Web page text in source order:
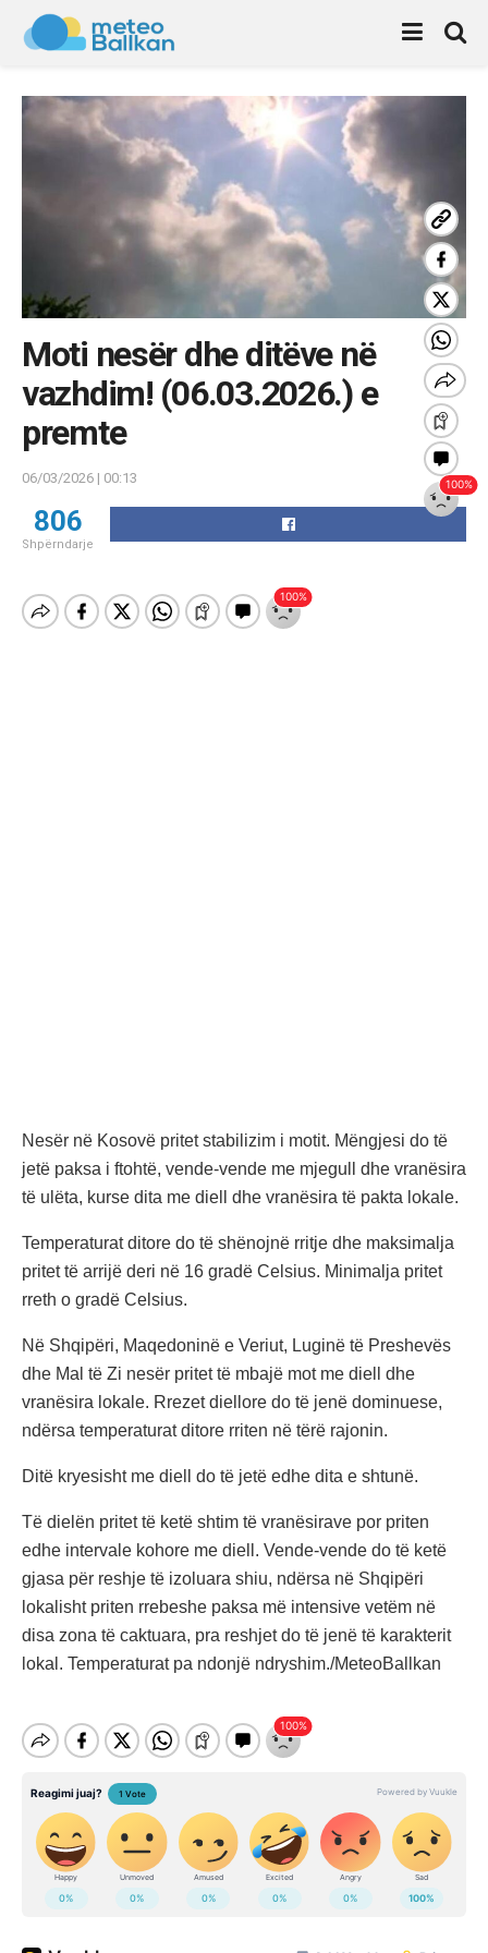
Moti nesër dhe ditëve në
vazhdim! (06.03.2026.) e
premte
06/03/2026 | 00:13
806
Shpërndarje
Nesër në Kosovë pritet stabilizim i motit. Mëngjesi do të
jetë paksa i ftohtë, vende-vende me mjegull dhe vranësira
të ulëta, kurse dita me diell dhe vranësira të pakta lokale.
Temperaturat ditore do të shënojnë rritje dhe maksimalja
pritet të arrijë deri në 16 gradë Celsius. Minimalja pritet
rreth o gradë Celsius.
Në Shqipëri, Maqedoninë e Veriut, Luginë të Preshevës
dhe Mal të Zi nesër pritet të mbajë mot me diell dhe
vranësira lokale. Rrezet diellore do të jenë dominuese,
ndërsa temperaturat ditore rriten në tërë rajonin.
Ditë kryesisht me diell do të jetë edhe dita e shtunë.
Të dielën pritet të ketë shtim të vranësirave por priten
edhe intervale kohore me diell. Vende-vende do të ketë
gjasa për reshje të izoluara shiu, ndërsa në Shqipëri
lokalisht priten rrebeshe paksa më intensive vetëm në
disa zona të caktuara, pra reshjet do të jenë të karakterit
lokal. Temperaturat pa ndonjë ndryshim./MeteoBallkan